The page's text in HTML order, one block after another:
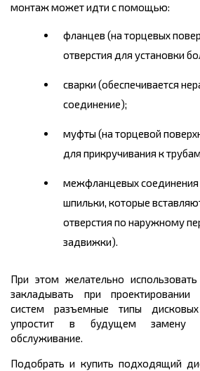
монтаж может идти с помощью:
фланцев (на торцевых
отверстия для установки
сварки (обеспечивается
соединение);
муфты (на торцевой
для прикручивания к
межфланцевых
шпильки, которые
отверстия по наружному
задвижки).
При этом желательно
закладывать при проектировании
систем разъемные типы
упростит в будущем замену
обслуживание.
Подобрать и купить подходящий